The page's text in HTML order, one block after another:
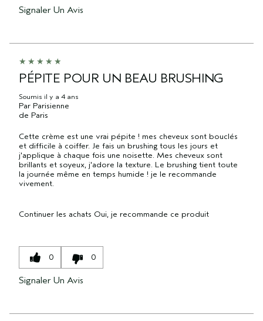
Signaler Un Avis
PÉPITE POUR UN BEAU BRUSHING
Soumis il y a 4 ans
Par Parisienne
de Paris
Cette crème est une vrai pépite ! mes cheveux sont bouclés
et difficile à coiffer. Je fais un brushing tous les jours et
j'applique à chaque fois une noisette. Mes cheveux sont
brillants et soyeux, j'adore la texture. Le brushing tient toute
la journée même en temps humide ! je le recommande
vivement.
Continuer les achats Oui, je recommande ce produit
0 0
Signaler Un Avis